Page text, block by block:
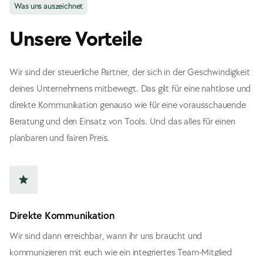
Was uns auszeichnet
Unsere Vorteile
Wir sind der steuerliche Partner, der sich in der Geschwindigkeit
deines Unternehmens mitbewegt. Das gilt für eine nahtlose und
direkte Kommunikation genauso wie für eine vorausschauende
Beratung und den Einsatz von Tools. Und das alles für einen
planbaren und fairen Preis.
star
Direkte Kommunikation
Wir sind dann erreichbar, wann ihr uns braucht und
kommunizieren mit euch wie ein integriertes Team-Mitglied